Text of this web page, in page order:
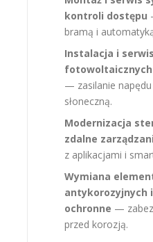
kontroli dostępu
bramą i
Instalacja i
— zasilanie napędu
słoneczną.
Modernizacja
zdalne
z aplikacjami i
Wymiana
antykorozyjnych
ochronne —
przed korozją.